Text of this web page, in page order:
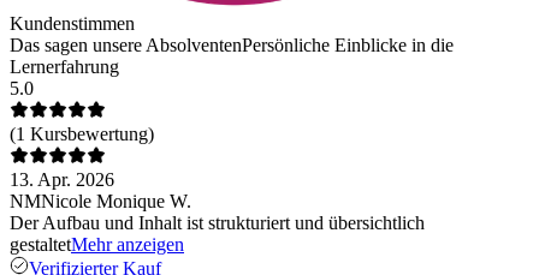
Kundenstimmen
Das sagen unsere AbsolventenPersönliche Einblicke in die
Lernerfahrung
5.0
(1 Kursbewertung)
13. Apr. 2026
NMNicole Monique W.
Der Aufbau und Inhalt ist strukturiert und übersichtlich
gestaltetMehr anzeigen
Verifizierter Kauf